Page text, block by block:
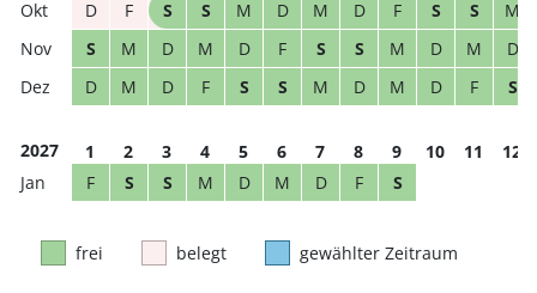
D F S S M D M D F S S
M
S
M D M D F S S M D M
D
D
M D F S S M D M D F S
2027 1 2 3 4 5 6 7 8 9 10 11
12
F
S S M D M D F S
frei belegt gewählter Zeitraum